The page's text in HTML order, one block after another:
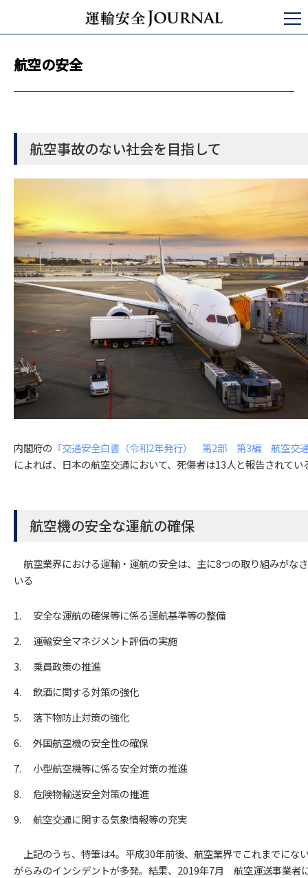
日本の運輸安全 航空の安全
航空の安全
航空事故のない社会を目指して
内閣府の 『交通安全白書（令和2年発行） 第2部 第3編 航空交
によれば、日本の航空交通において、死傷者は13人と報告されてい
航空機の安全な運航の確保
航空業界における運輸・運航の安全は、主に8つの取り組みがな
いる
安全な運航の確保等に係る運航基準等の整備
運輸安全マネジメント評価の実施
乗員政策の推進
飲酒に関する対策の強化
落下物防止対策の強化
外国航空機の安全性の確保
小型航空機等に係る安全対策の推進
危険物輸送安全対策の推進
航空交通に関する気象情報等の充実
上記のうち、特筆は4。平成30年前後、航空業界でこれまでにな
がらみのインシデントが多発。結果、2019年7月 航空運送事業者